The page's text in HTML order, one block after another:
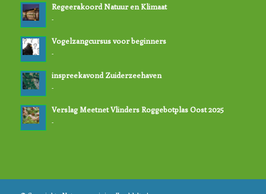
Regeerakoord Natuur en Klimaat
-
Vogelzangcursus voor beginners
-
inspreekavond Zuiderzeehaven
-
Verslag Meetnet Vlinders Roggebotplas Oost 2025
-